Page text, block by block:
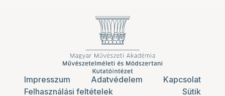
Impresszum Adatvédelem
Kapcsolat
Felhasználási feltételek
Sütik